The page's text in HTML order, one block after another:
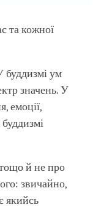
та кожної
буддизмі ум
значень. У
емоції,
й не про
звичайно,
якийсь